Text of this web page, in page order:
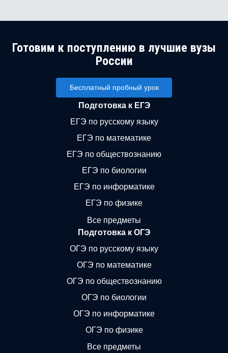
Готовим к поступлению в лучшие вузы
России
Бесплатный пробный урок
Подготовка к ЕГЭ
ЕГЭ по русскому языку
ЕГЭ по математике
ЕГЭ по обществознанию
ЕГЭ по биологии
ЕГЭ по информатике
ЕГЭ по физике
Все предметы
Подготовка к ОГЭ
ОГЭ по русскому языку
ОГЭ по математике
ОГЭ по обществознанию
ОГЭ по биологии
ОГЭ по информатике
ОГЭ по физике
Все предметы